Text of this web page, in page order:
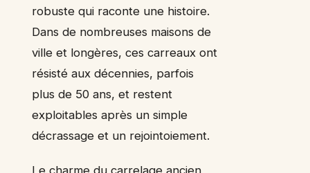
robuste qui raconte une histoire.
Dans de nombreuses maisons de
ville et longères, ces carreaux ont
résisté aux décennies, parfois
plus de 50 ans, et restent
exploitables après un simple
décrassage et un rejointoiement.